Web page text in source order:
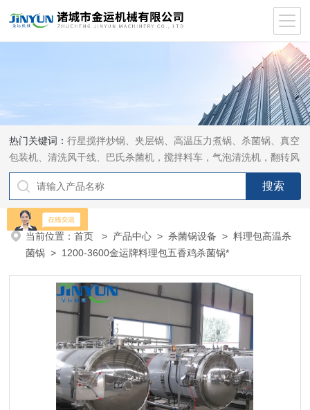
热门关键词：行星搅拌炒锅、夹层锅、高温压力煮锅、杀菌锅、真空
包装机、清洗风干线、巴氏杀菌机，搅拌料车，气泡清洗机，翻转风
干机
当前位置：首页 > 产品中心 >杀菌锅设备 >料理包高温杀
菌锅 > 1200-3600金运牌料理包五香鸡杀菌锅*